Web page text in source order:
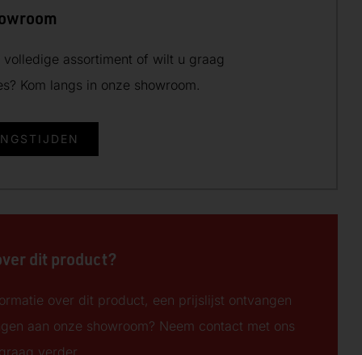
volledige assortiment of wilt u graag
Kom langs in onze showroom.
dit product?
over dit product, een prijslijst ontvangen
aan onze showroom? Neem contact met ons
verder.